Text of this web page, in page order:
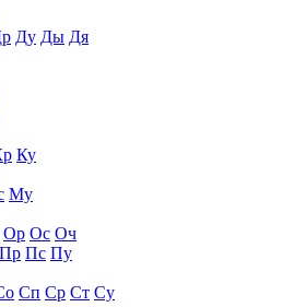
Ду Ды Дя
Ку
Му
Ор Ос Оч
Пр Пс Пу
Сп Ср Ст Су